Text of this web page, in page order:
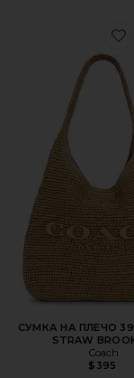
СУМКА НА ПЛЕЧО
STRAW
Coach
$395